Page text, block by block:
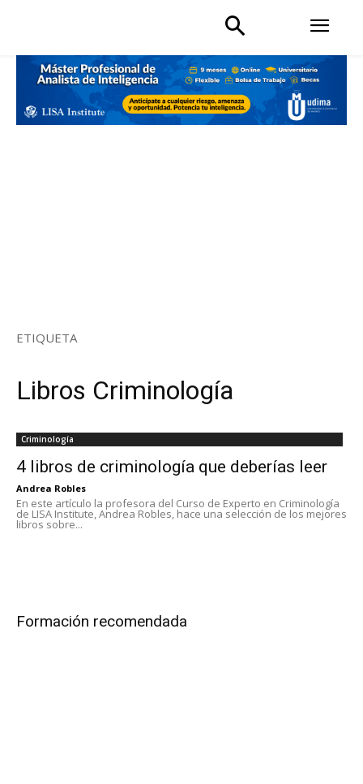
ETIQUETA
Libros Criminología
Criminología
4 libros de criminología que deberías leer
Andrea Robles
En este artículo la profesora del Curso de Experto en Criminología
de LISA Institute, Andrea Robles, hace una selección de los mejores
libros sobre...
Formación recomendada